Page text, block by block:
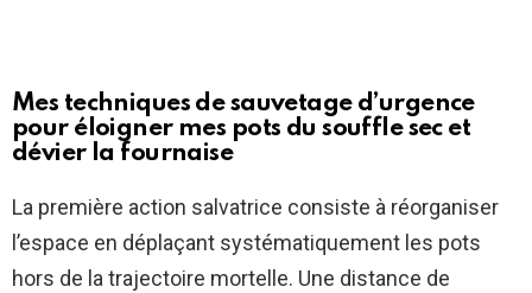
Mes techniques de sauvetage d’urgence
pour éloigner mes pots du souffle sec et
dévier la fournaise
La première action salvatrice consiste à réorganiser
l’espace en déplaçant systématiquement les pots
hors de la trajectoire mortelle. Une distance de